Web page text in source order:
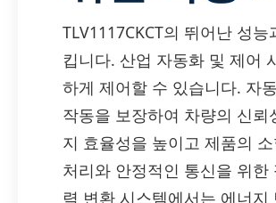
TLV1117CKCT의 뛰어난 성
킵니다. 산업 자동화 및 제어
하게 제어할 수 있습니다. 자
작동을 보장하여 차량의 신
지 효율성을 높이고 제품의
처리와 안정적인 통신을 위
력 변환 시스템에서는 에너